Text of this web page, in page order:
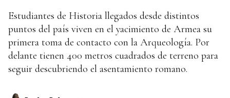
Estudiantes de Historia llegados desde distintos
puntos del país viven en el yacimiento de Armea su
primera toma de contacto con la Arqueología. Por
delante tienen 400 metros cuadrados de terreno para
seguir descubriendo el asentamiento romano.